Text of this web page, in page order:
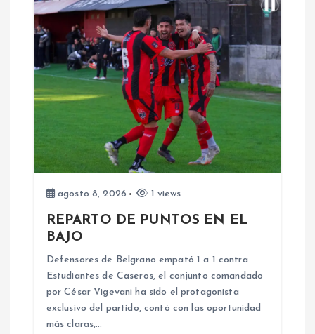
a
c
ó
n
agosto 8, 2026 1 views
REPARTO DE PUNTOS EN EL
BAJO
Defensores de Belgrano empató 1 a 1 contra
Estudiantes de Caseros, el conjunto comandado
por César Vigevani ha sido el protagonista
exclusivo del partido, contó con las oportunidad
más claras,…